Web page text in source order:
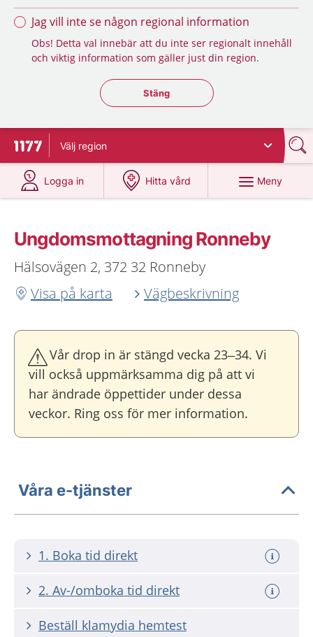
Jag vill inte se någon regional information
Obs! Detta val innebär att du inte ser regionalt innehåll
och viktig information som gäller just din region.
Stäng regionsväljaren
Stäng
Till startsidan för 1177
Välj region
Logga in
på 1177.se
Hitta vård
på 1177.se
Meny
Ungdoms­mottagning Ronneby
Hälsovägen 2, 372 32 Ronneby
Visa på karta
Vägbeskrivning
Vår drop in är stängd vecka 23–34. Vi
vill också uppmärksamma dig på att vi
har ändrade öppettider under dessa
veckor. Ring oss för mer information.
Våra e-tjänster
1. Boka tid direkt
2. Av-/omboka tid direkt
Beställ klamydia hemtest